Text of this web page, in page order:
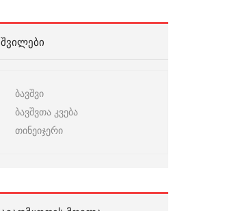
ᲨᲕᲘᲚᲔᲑᲘ
ბავშვი
ბავშვთა კვება
თინეიჯერი